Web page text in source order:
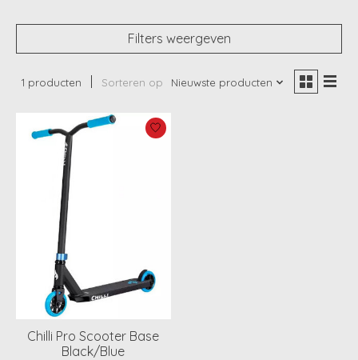
Filters weergeven
1 producten Sorteren op Nieuwste producten
Chilli Pro Scooter Base
Black/Blue